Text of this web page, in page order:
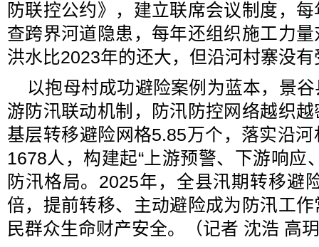
防联控公约》，建立联席会议制度，
查跨界河道隐患，每年还组织施工力
洪水比2023年的还大，但沿河村寨没有
以抱母村成功避险案例为蓝本，景
游防汛联动机制，防汛防控网络越织
基层转移避险网格5.85万个，落实沿
1678人，构建起“上游预警、下游响应
防汛格局。2025年，全县汛期转移避
倍，提前转移、主动避险成为防汛工
民群众生命财产安全。（记者 沈浩 高